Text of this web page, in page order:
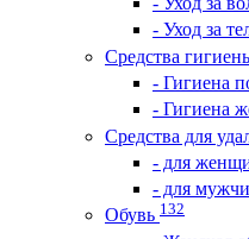
- Уход за
Средства
- Гигиена
- Гигиена
Средства для
- для
- для
Обувь 132